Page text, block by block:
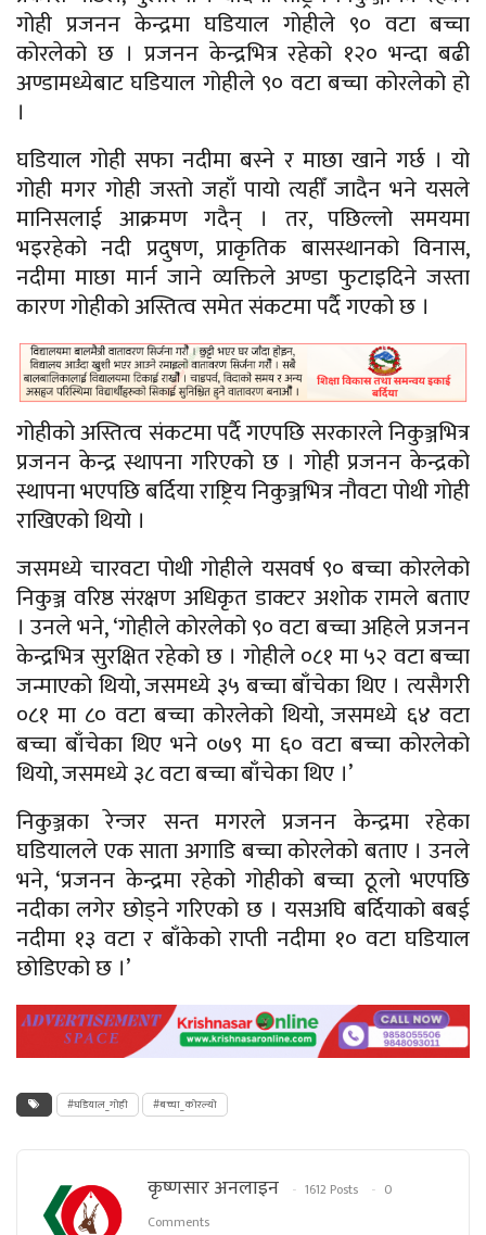
गोही प्रजनन केन्द्रमा घडियाल गोहीले ९० वटा बच्चा
कोरलेको छ । प्रजनन केन्द्रभित्र रहेको १२० भन्दा बढी
अण्डामध्येबाट घडियाल गोहीले ९० वटा बच्चा कोरलेको हो
।
घडियाल गोही सफा नदीमा बस्ने र माछा खाने गर्छ । यो
गोही मगर गोही जस्तो जहाँ पायो त्यहीँ जादैन भने यसले
मानिसलाई आक्रमण गदैन् । तर, पछिल्लो समयमा
भइरहेको नदी प्रदुषण, प्राकृतिक बासस्थानको विनास,
नदीमा माछा मार्न जाने व्यक्तिले अण्डा फुटाइदिने जस्ता
कारण गोहीको अस्तित्व समेत संकटमा पर्दै गएको छ ।
गोहीको अस्तित्व संकटमा पर्दै गएपछि सरकारले निकुञ्जभित्र
प्रजनन केन्द्र स्थापना गरिएको छ । गोही प्रजनन केन्द्रको
स्थापना भएपछि बर्दिया राष्ट्रिय निकुञ्जभित्र नौवटा पोथी गोही
राखिएको थियो ।
जसमध्ये चारवटा पोथी गोहीले यसवर्ष ९० बच्चा कोरलेको
निकुञ्ज वरिष्ठ संरक्षण अधिकृत डाक्टर अशोक रामले बताए
। उनले भने, ‘गोहीले कोरलेको ९० वटा बच्चा अहिले प्रजनन
केन्द्रभित्र सुरक्षित रहेको छ । गोहीले ०८१ मा ५२ वटा बच्चा
जन्माएको थियो, जसमध्ये ३५ बच्चा बाँचेका थिए । त्यसैगरी
०८१ मा ८० वटा बच्चा कोरलेको थियो, जसमध्ये ६४ वटा
बच्चा बाँचेका थिए भने ०७९ मा ६० वटा बच्चा कोरलेको
थियो, जसमध्ये ३८ वटा बच्चा बाँचेका थिए ।’
निकुञ्जका रेन्जर सन्त मगरले प्रजनन केन्द्रमा रहेका
घडियालले एक साता अगाडि बच्चा कोरलेको बताए । उनले
भने, ‘प्रजनन केन्द्रमा रहेको गोहीको बच्चा ठूलो भएपछि
नदीका लगेर छोड्ने गरिएको छ । यसअघि बर्दियाको बबई
नदीमा १३ वटा र बाँकेको राप्ती नदीमा १० वटा घडियाल
छोडिएको छ ।’
#घडियाल_गोही #बच्चा_कोरल्यो
कृष्णसार अनलाइन 1612 Posts
0
Comments